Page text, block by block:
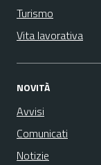
Turismo
Vita lavorativa
NOVITÀ
Avvisi
Comunicati
Notizie